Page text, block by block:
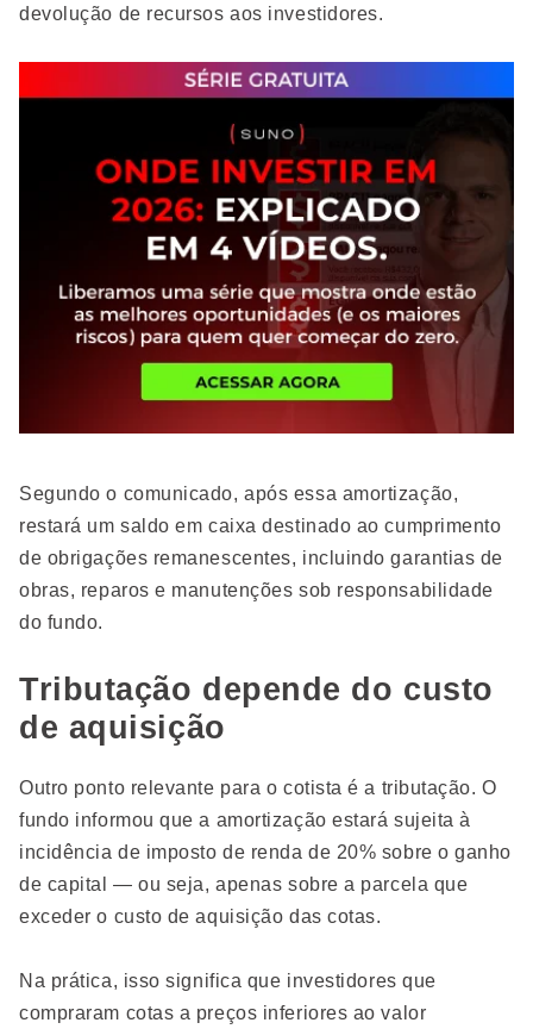
devolução de recursos aos investidores.
Segundo o comunicado, após essa amortização,
restará um saldo em caixa destinado ao cumprimento
de obrigações remanescentes, incluindo garantias de
obras, reparos e manutenções sob responsabilidade
do fundo.
Tributação depende do custo
de aquisição
Outro ponto relevante para o cotista é a tributação. O
fundo informou que a amortização estará sujeita à
incidência de imposto de renda de 20% sobre o ganho
de capital — ou seja, apenas sobre a parcela que
exceder o custo de aquisição das cotas.
Na prática, isso significa que investidores que
compraram cotas a preços inferiores ao valor